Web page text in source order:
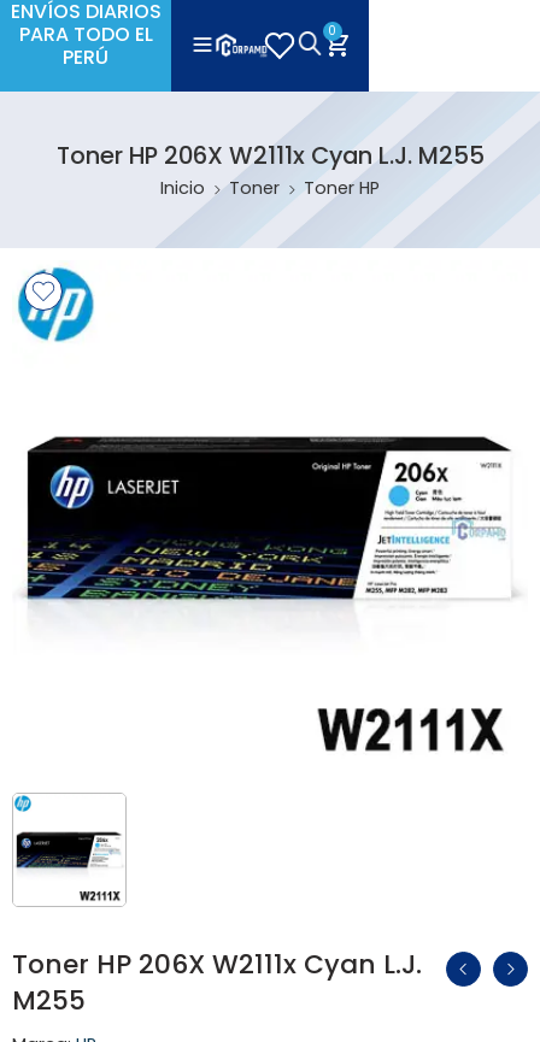
ENVÍOS DIARIOS
PARA TODO EL
PERÚ
0
Toner HP 206X W2111x Cyan L.J. M255
Inicio Toner Toner HP
Toner HP 206X W2111x Cyan L.J.
M255